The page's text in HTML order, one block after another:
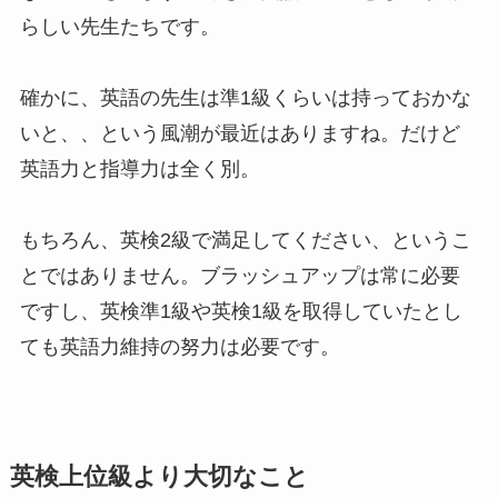
らしい先生たちです。
確かに、英語の先生は準1級くらいは持っておかな
いと、、という風潮が最近はありますね。だけど
英語力と指導力は全く別。
もちろん、英検2級で満足してください、というこ
とではありません。ブラッシュアップは常に必要
ですし、英検準1級や英検1級を取得していたとし
ても英語力維持の努力は必要です。
英検上位級より大切なこと